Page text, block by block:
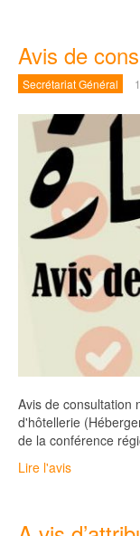
Avis de
Secrétariat Général
Avis de consultation
d'hôtellerie
de la conférence
Lire l'avis